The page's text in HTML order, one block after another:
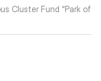
Cluster Fund “Park of